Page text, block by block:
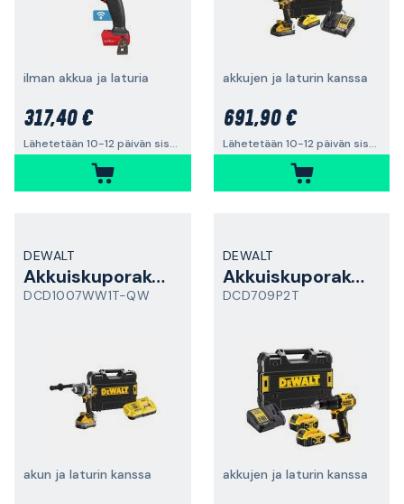
ilman akkua ja laturia
317,40 €
Lähetetään 10-12 päivän sisällä
akkujen ja laturin kanssa
691,90 €
Lähetetään 10-12 päivän sisällä
DEWALT
Akkuiskuporakone
DCD1007WW1T-QW
akun ja laturin kanssa
DEWALT
Akkuiskuporakone
DCD709P2T
akkujen ja laturin kanssa